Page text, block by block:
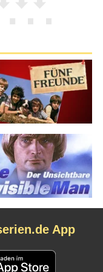
App